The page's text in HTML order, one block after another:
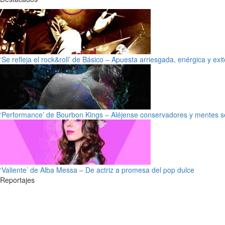
‘Se refleja el rock&roll’ de Básico – Apuesta arriesgada, enérgica y
‘Performance’ de Bourbon Kings – Aléjense conservadores y mentes
‘Valiente’ de Alba Messa – De actriz a promesa del pop dulce
Reportajes